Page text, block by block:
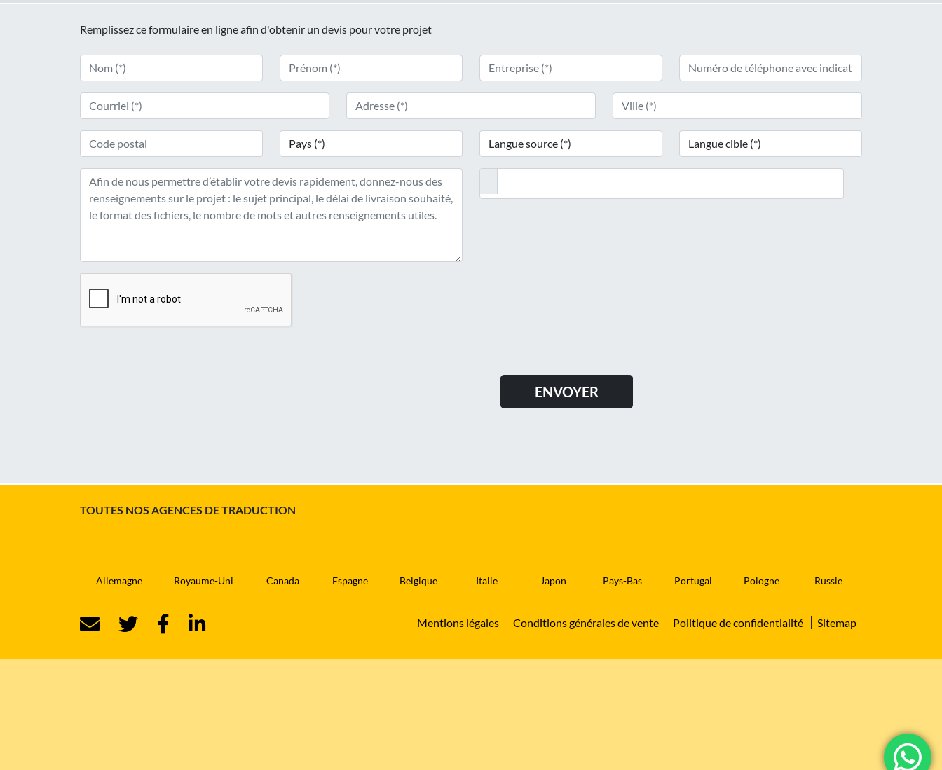
Remplissez ce formulaire en ligne afin d'obtenir un devis pour votre projet
TOUTES NOS AGENCES DE TRADUCTION
Allemagne Royaume-Uni Canada Espagne Belgique Italie Japon Pays-Bas Portugal Pologne Russie
Mentions légales Conditions générales de vente Politique de confidentialité Sitemap